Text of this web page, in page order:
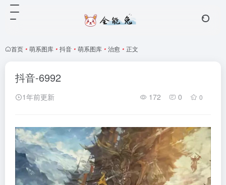
首页 • 萌系图库 • 抖音 • 萌系图库 • 治愈 • 正文
抖音-6992
1年前更新 172 0 0